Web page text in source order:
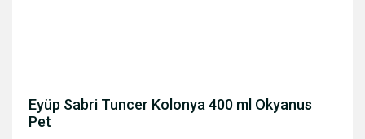
Eyüp Sabri Tuncer Kolonya 400 ml Okyanus
Pet